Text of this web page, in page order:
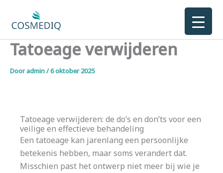
inhoud
Tatoeage verwijderen
Dooradmin/6 oktober 2025
Tatoeage verwijderen: de do’s en don’ts voor een
veilige en effectieve behandeling
Een tatoeage kan jarenlang een persoonlijke
betekenis hebben, maar soms verandert dat.
Misschien past het ontwerp niet meer bij wie je